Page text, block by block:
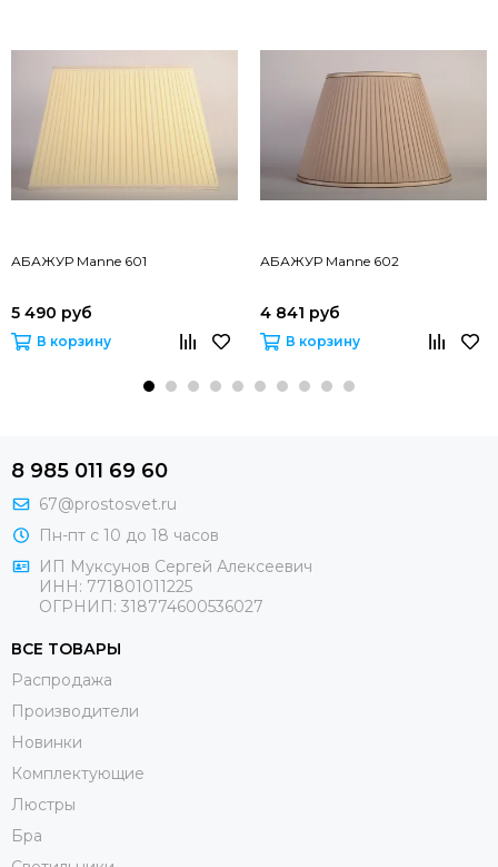
АБАЖУР Manne 601
5 490 руб
В корзину
АБАЖУР Manne 602
4 841 руб
В корзину
8 985 011 69 60
67@prostosvet.ru
Пн-пт с 10 до 18 часов
ИП Муксунов Сергей Алексеевич
ИНН: 771801011225
ОГРНИП: 318774600536027
ВСЕ ТОВАРЫ
Распродажа
Производители
Новинки
Комплектующие
Люстры
Бра